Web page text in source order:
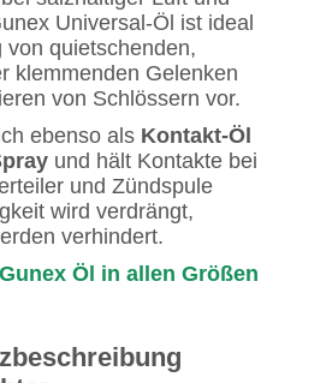
Universal-Öl ist ideal
von quietschenden,
klemmenden Gelenken
von Schlössern vor.
ebenso als Kontakt-Öl
und hält Kontakte bei
und Zündspule
wird verdrängt,
verhindert.
Gunex Öl in allen Größen